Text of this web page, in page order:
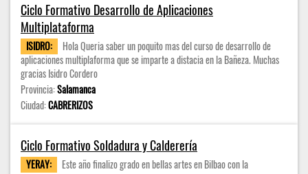
Ciclo Formativo Desarrollo de Aplicaciones
Multiplataforma
ISIDRO:
Hola Queria saber un poquito mas del curso de desarrollo de
aplicaciones multiplaforma que se imparte a distacia en la Bañeza. Muchas
gracias Isidro Cordero
Provincia:Salamanca
Ciudad:CABRERIZOS
Ciclo Formativo Soldadura y Calderería
YERAY:
Este año finalizo grado en bellas artes en Bilbao con la